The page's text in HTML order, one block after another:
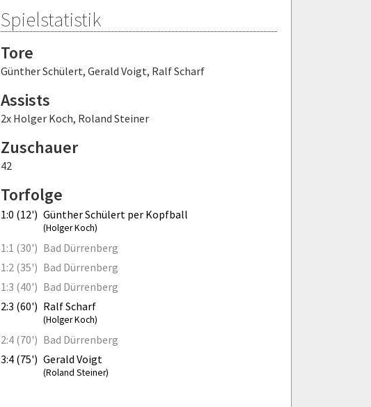
Spielstatistik
Tore
Günther Schülert, Gerald Voigt, Ralf Scharf
Assists
2x Holger Koch, Roland Steiner
Zuschauer
42
Torfolge
1:0 (12') Günther Schülert per Kopfball
(Holger Koch)
1:1 (30') Bad Dürrenberg
1:2 (35') Bad Dürrenberg
1:3 (40') Bad Dürrenberg
2:3 (60') Ralf Scharf
(Holger Koch)
2:4 (70') Bad Dürrenberg
3:4 (75') Gerald Voigt
(Roland Steiner)